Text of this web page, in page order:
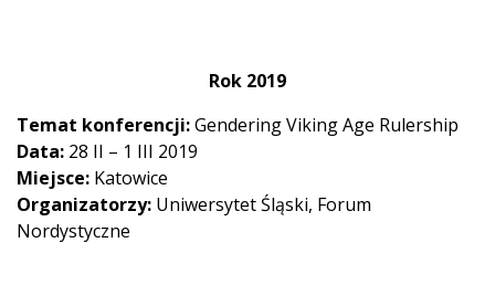
Rok 2019
Temat konferencji:Gendering Viking Age Rulership
Data: 28 II – 1 III 2019
Miejsce: Katowice
Organizatorzy: Uniwersytet Śląski, Forum
Nordystyczne